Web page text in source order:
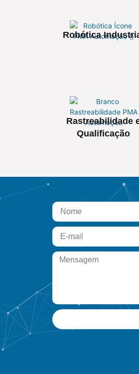
Robótica
Rastreabilidade
Qualificação